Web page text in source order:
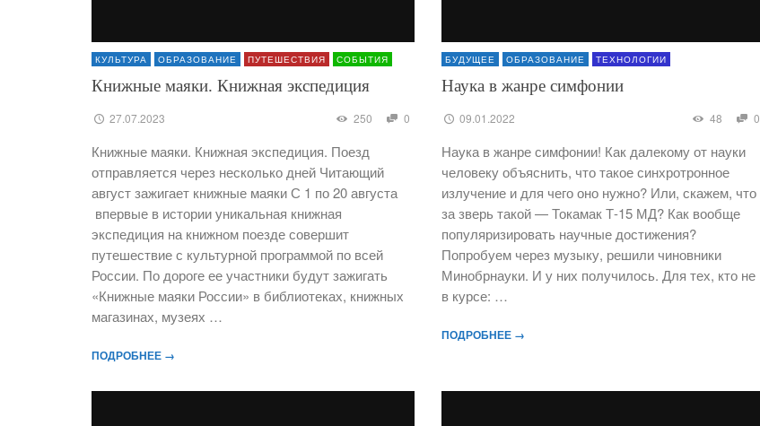
КУЛЬТУРА ОБРАЗОВАНИЕ ПУТЕШЕСТВИЯ СОБЫТИЯ
Книжные маяки. Книжная экспедиция
27.07.2023 250 0
Книжные маяки. Книжная экспедиция. Поезд
отправляется через несколько дней Читающий
август зажигает книжные маяки С 1 по 20 августа
впервые в истории уникальная книжная
экспедиция на книжном поезде совершит
путешествие с культурной программой по всей
России. По дороге ее участники будут зажигать
«Книжные маяки России» в библиотеках, книжных
магазинах, музеях …
ПОДРОБНЕЕ →
БУДУЩЕЕ ОБРАЗОВАНИЕ ТЕХНОЛОГИИ
Наука в жанре симфонии
09.01.2022 48 0
Наука в жанре симфонии! Как далекому от науки
человеку объяснить, что такое синхротронное
излучение и для чего оно нужно? Или, скажем, что
за зверь такой — Токамак Т-15 МД? Как вообще
популяризировать научные достижения?
Попробуем через музыку, решили чиновники
Минобрнауки. И у них получилось. Для тех, кто не
в курсе: …
ПОДРОБНЕЕ →